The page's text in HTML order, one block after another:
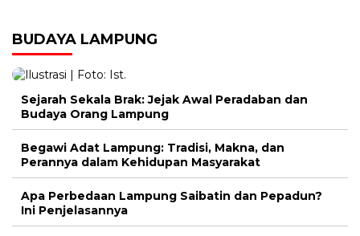
BUDAYA LAMPUNG
Sejarah Sekala Brak: Jejak Awal Peradaban dan
Budaya Orang Lampung
Begawi Adat Lampung: Tradisi, Makna, dan
Perannya dalam Kehidupan Masyarakat
Apa Perbedaan Lampung Saibatin dan Pepadun?
Ini Penjelasannya